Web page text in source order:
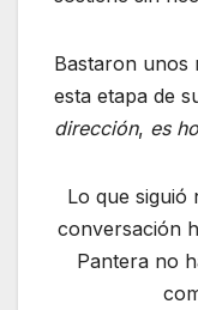
Bastaron unos
esta etapa de
dirección, es
Lo que
conversación
Pantera no